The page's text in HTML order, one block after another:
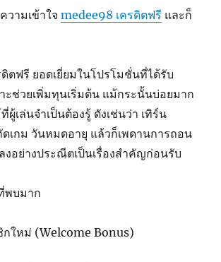
วามเข้าใจmedee98 เครดิตฟรี และก็
ตฟรี ยอดเยี่ยมในโปรโมชั่นที่ได้รับ
ะช่วยเพิ่มทุนเริ่มต้น แม้กระนั้นบ่อยมาก
เล่นจำเป็นต้องรู้ ดังเช่นว่า เทิร์น
ดเกม วันหมดอายุ แล้วก็เพดานการถอน
งอย่างประณีตเป็นเรื่องสำคัญก่อนรับ
พบมาก
กใหม่ (Welcome Bonus)